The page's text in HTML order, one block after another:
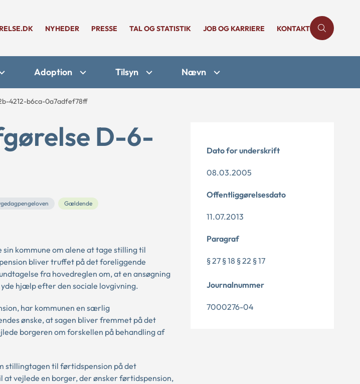
NYHEDER PRESSE TAL OG STATISTIK JOB OG KARRIERE KONTAKT
Adoption Tilsyn Nævn
4212-b6ca-0a7adfef78ff
D-6-
Gældende
sin kommune om alene at tage stilling til
bliver truffet på det foreliggende
fra hovedreglen om, at en ansøgning
hjælp efter den sociale lovgivning.
har kommunen en særlig
ønske, at sagen bliver fremmet på det
borgeren om forskellen på behandling af
stillingtagen til førtidspension på det
vejlede en borger, der ønsker førtidspension,
Dato for underskrift
08.03.2005
Offentliggørelsesdato
11.07.2013
Paragraf
§ 27 § 18 § 22 § 17
Journalnummer
7000276-04